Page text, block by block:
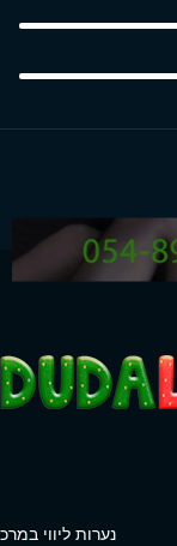
נערות ליווי